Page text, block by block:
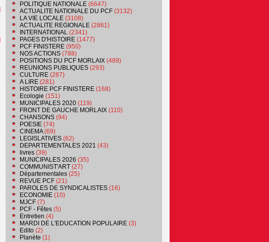
POLITIQUE NATIONALE (6647)
ACTUALITE NATIONALE DU PCF (3132)
LA VIE LOCALE (3108)
ACTUALITE REGIONALE (2861)
INTERNATIONAL (2341)
PAGES D'HISTOIRE (1477)
PCF FINISTERE (950)
NOS ACTIONS (788)
POSITIONS DU PCF MORLAIX (489)
REUNIONS PUBLIQUES (293)
CULTURE (287)
A LIRE (281)
HISTOIRE PCF FINISTERE (168)
Ecologie (151)
MUNICIPALES 2020 (119)
FRONT DE GAUCHE MORLAIX (110)
CHANSONS (94)
POESIE (74)
CINEMA(69)
LEGISLATIVES (62)
DEPARTEMENTALES 2021 (43)
livres (39)
MUNICIPALES 2026 (35)
COMMUNIST'ART (27)
Départementales (25)
REVUE PCF (21)
PAROLES DE SYNDICALISTES (16)
ECONOMIE (10)
MJCF (7)
PCF - Fêtes (5)
Entretien (4)
MARDI DE L'EDUCATION POPULAIRE (3)
Edito (2)
Planète (1)